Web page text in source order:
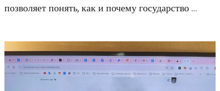
позволяет понять, как и почему государство …